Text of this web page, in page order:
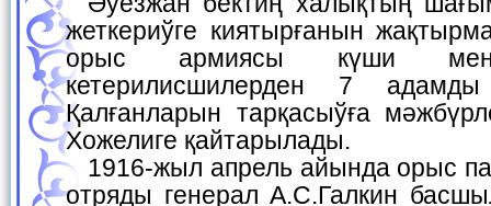
жеткериўге киятырғанын
орыс армиясы күши
кетерилисшилерден 7
Қалғанларын тарқасыўға
Хожелиге қайтарылады.
1916-жыл апрель айында орыс патшасының жазалаў
отряды генерал А.С.Галкин